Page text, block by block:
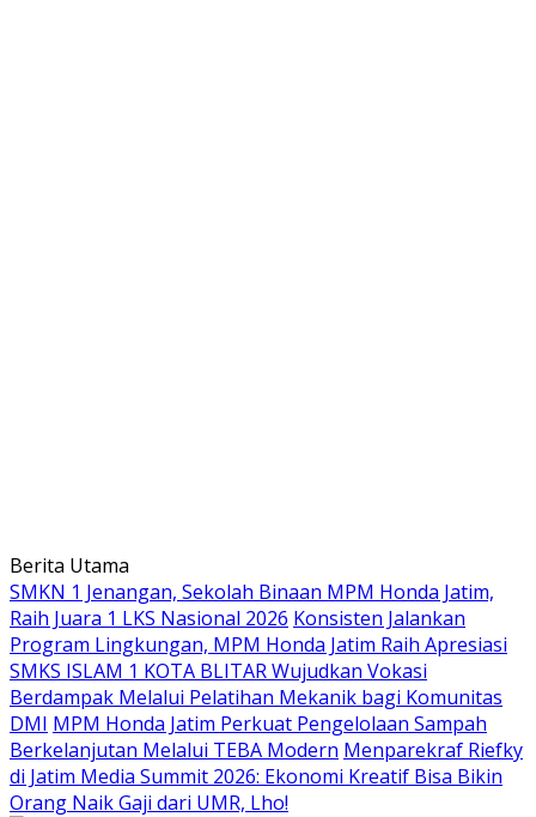
Langsung
ke
konten
Berita Utama
SMKN 1 Jenangan, Sekolah Binaan MPM Honda Jatim,
Raih Juara 1 LKS Nasional 2026 Konsisten Jalankan
Program Lingkungan, MPM Honda Jatim Raih Apresiasi
SMKS ISLAM 1 KOTA BLITAR Wujudkan Vokasi
Berdampak Melalui Pelatihan Mekanik bagi Komunitas
DMI MPM Honda Jatim Perkuat Pengelolaan Sampah
Berkelanjutan Melalui TEBA Modern Menparekraf Riefky
di Jatim Media Summit 2026: Ekonomi Kreatif Bisa Bikin
Orang Naik Gaji dari UMR, Lho!